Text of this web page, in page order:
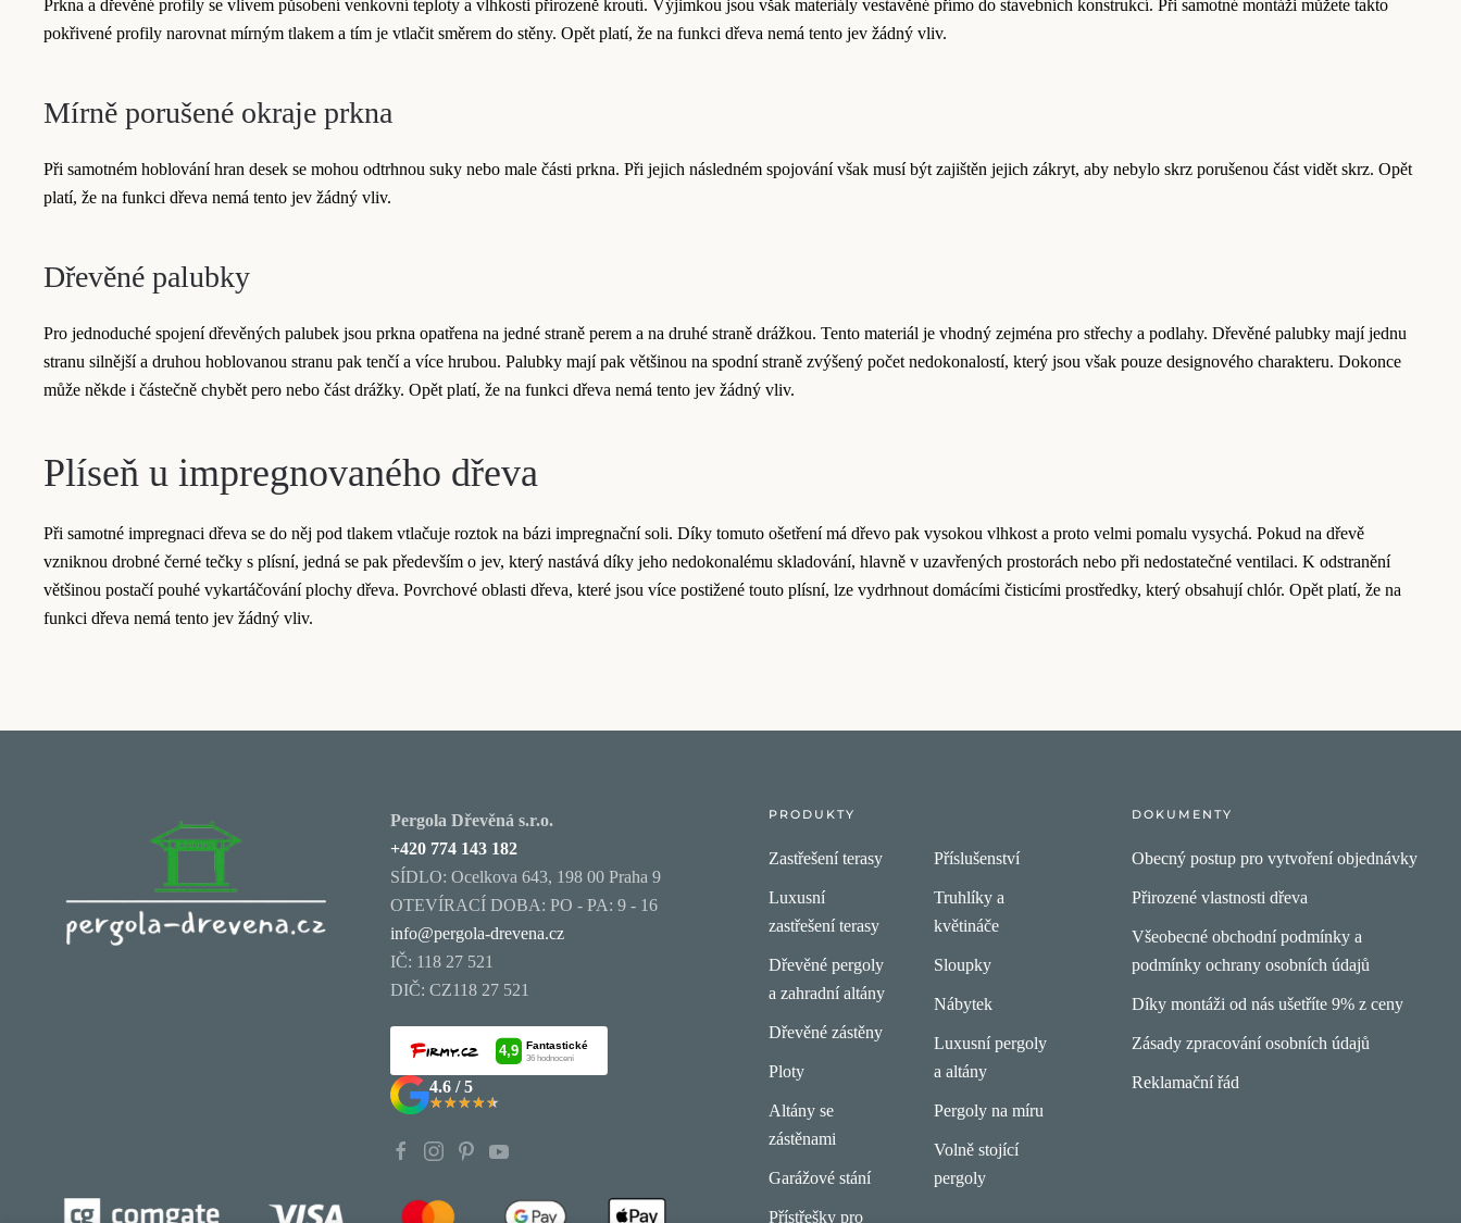
Prkna a dřevěné profily se vlivem působení venkovní teploty a vlhkosti přirozeně kroutí. Výjimkou jsou však materiály vestavěné přímo do stavebních konstrukcí. Při samotné montáži můžete takto
pokřivené profily narovnat mírným tlakem a tím je vtlačit směrem do stěny. Opět platí, že na funkci dřeva nemá tento jev žádný vliv.
Mírně porušené okraje prkna
Při samotném hoblování hran desek se mohou odtrhnou suky nebo male části prkna. Při jejich následném spojování však musí být zajištěn jejich zákryt, aby nebylo skrz porušenou část vidět skrz. Opět
platí, že na funkci dřeva nemá tento jev žádný vliv.
Dřevěné palubky
Pro jednoduché spojení dřevěných palubek jsou prkna opatřena na jedné straně perem a na druhé straně drážkou. Tento materiál je vhodný zejména pro střechy a podlahy. Dřevěné palubky mají jednu
stranu silnější a druhou hoblovanou stranu pak tenčí a více hrubou. Palubky mají pak většinou na spodní straně zvýšený počet nedokonalostí, který jsou však pouze designového charakteru. Dokonce
může někde i částečně chybět pero nebo část drážky. Opět platí, že na funkci dřeva nemá tento jev žádný vliv.
Plíseň u impregnovaného dřeva
Při samotné impregnaci dřeva se do něj pod tlakem vtlačuje roztok na bázi impregnační soli. Díky tomuto ošetření má dřevo pak vysokou vlhkost a proto velmi pomalu vysychá. Pokud na dřevě
vzniknou drobné černé tečky s plísní, jedná se pak především o jev, který nastává díky jeho nedokonalému skladování, hlavně v uzavřených prostorách nebo při nedostatečné ventilaci. K odstranění
většinou postačí pouhé vykartáčování plochy dřeva. Povrchové oblasti dřeva, které jsou více postižené touto plísní, lze vydrhnout domácími čisticími prostředky, který obsahují chlór. Opět platí, že na
funkci dřeva nemá tento jev žádný vliv.
Pergola Dřevěná s.r.o.
+420 774 143 182
SÍDLO: Ocelkova 643, 198 00 Praha 9
OTEVÍRACÍ DOBA: PO - PA: 9 - 16
info@pergola-drevena.cz
IČ: 118 27 521
DIČ: CZ118 27 521
4.6 / 5
★★★★★
★★★★★
PRODUKTY
Zastřešení terasy
Luxusní
zastřešení terasy
Dřevěné pergoly
a zahradní altány
Dřevěné zástěny
Ploty
Altány se
zástěnami
Garážové stání
Přístřešky pro
Příslušenství
Truhlíky a
květináče
Sloupky
Nábytek
Luxusní pergoly
a altány
Pergoly na míru
Volně stojící
pergoly
DOKUMENTY
Obecný postup pro vytvoření objednávky
Přirozené vlastnosti dřeva
Všeobecné obchodní podmínky a
podmínky ochrany osobních údajů
Díky montáži od nás ušetříte 9% z ceny
Zásady zpracování osobních údajů
Reklamační řád